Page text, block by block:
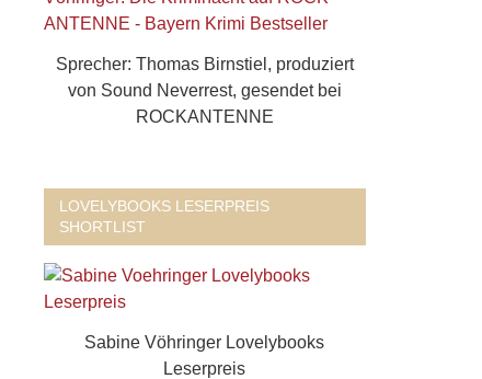
Sprecher: Thomas Birnstiel, produziert
von Sound Neverrest, gesendet bei
ROCKANTENNE
LOVELYBOOKS LESERPREIS
SHORTLIST
Sabine Vöhringer Lovelybooks
Leserpreis